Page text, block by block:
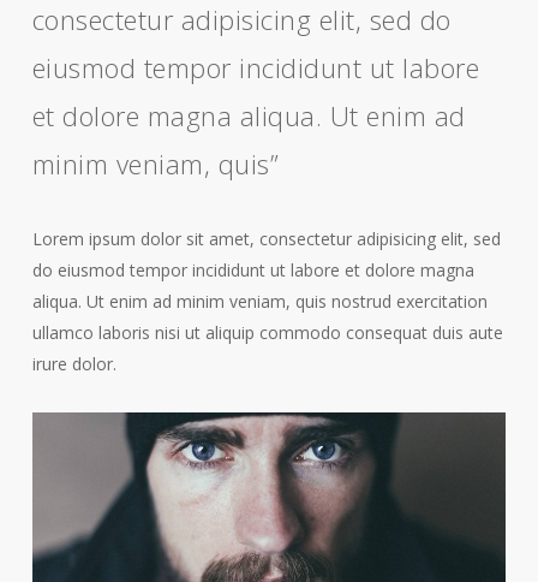
consectetur adipisicing elit, sed do
eiusmod tempor incididunt ut labore
et dolore magna aliqua. Ut enim ad
minim veniam, quis”
Lorem ipsum dolor sit amet, consectetur adipisicing elit, sed
do eiusmod tempor incididunt ut labore et dolore magna
aliqua. Ut enim ad minim veniam, quis nostrud exercitation
ullamco laboris nisi ut aliquip commodo consequat duis aute
irure dolor.